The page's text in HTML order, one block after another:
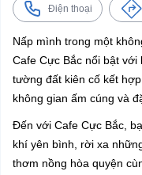
Điện thoại
Nấp mình trong một
Cafe Cực Bắc nổi bật
tường đất kiên cố kết
không gian ấm cúng và
Đến với Cafe Cực Bắc,
khí yên bình, rời xa
thơm nồng hòa quyện